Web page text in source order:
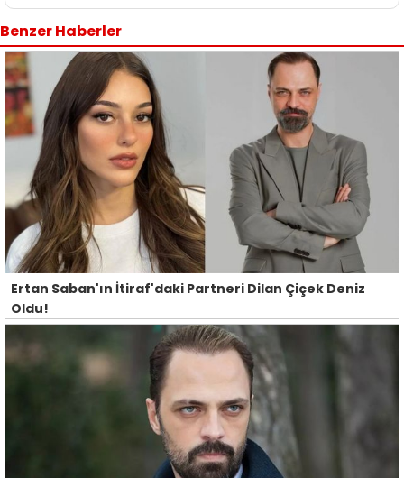
Benzer Haberler
Ertan Saban'ın İtiraf'daki Partneri Dilan Çiçek Deniz
Oldu!